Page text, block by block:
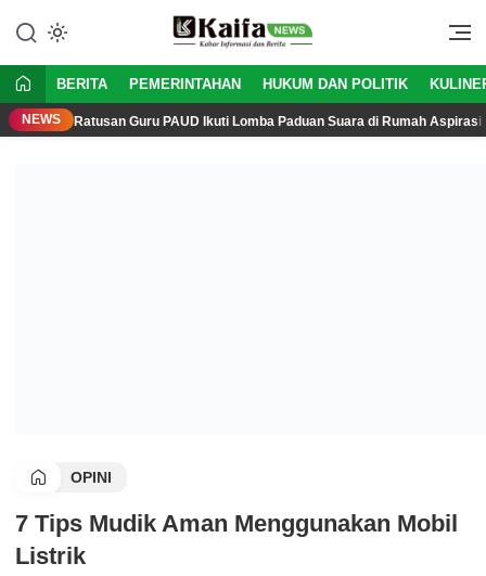
Kaifanews
Kabar Informasi dan Berita Aktual
BERITA PEMERINTAHAN HUKUM DAN POLITIK
NEWS Ratusan Guru PAUD Ikuti Lomba Paduan Suara di Rumah
OPINI
7 Tips Mudik Aman Menggunakan Mobil
Listrik